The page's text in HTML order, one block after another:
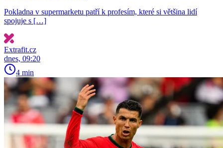
Pokladna v supermarketu patří k profesím, které si většina lidí
spojuje s […]
Extrafit.cz
dnes, 09:20
4 min